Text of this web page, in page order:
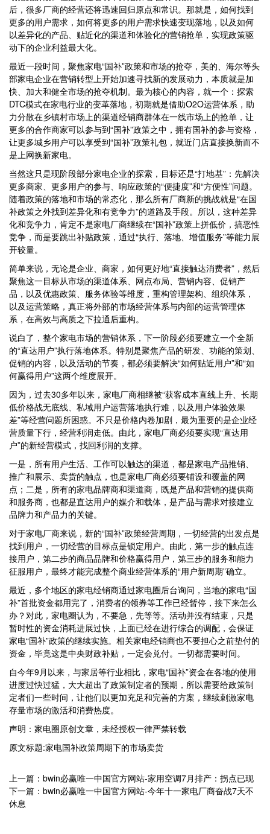
后，很多厂商的经营还将迅速回归原点和常识。那就是，如何找到
更多的用户需求，如何将更多的用户需求快速变现落地，以及如何
以差异化的产品、贴近化的渠道和体验化的营销抢单，实现政策驱
动下的企业利益最大化。
最近一段时间，聚焦家电“国补”政策和市场的抢夺，美的、海尔等头
部家电企业在营销转型上开始加速寻找新的发展动力，本质就是加
快、加大和健全市场的抢夺机制。最为核心的内容，就一个：探索
DTC模式在家电行业的变革落地，初期就是借助O2O运营体系，助
力分散在乡镇村市场上的渠道经销商群体在一线市场上的抢单，让
更多的合作商家可以参与到“国补”政策之中，拥有国补的参与资格，
让更多城乡用户可以享受到“国补”政策礼包，就近门店直接换新而不
是上网换新家电。
当然这只是现阶段部分家电企业的探索，目标还是“打地基”：先解决
更多商家、更多用户的参与、响应政策的“便捷度”和“方便性”问题。
随着政策的落地和市场的常态化，那么所有厂商新的挑战就是“在国
补政策之外找到差异化和有竞争力”的道路及手段。所以，这种差异
化和竞争力，肯定不是家电厂商继续在“国补”政策上拼低价，搞恶性
竞争，而是要跳出补贴政策，通过“执行、落地、增值服务”等能力展
开较量。
简单来说，无论是企业、商家，如何更好地“直接触达消费者”，然后
聚焦这一目标从市场的渠道体系、网点布局、营销内容、促销产
品，以及优惠政策、服务体验等维度，重构管理架构、组织体系，
以及运营策略，真正将外部的市场经营体系与内部的运营管理体
系，在高效与高质之下拉通后重构。
说白了，整个家电市场的营销体系，下一阶段必须要建立一个全新
的“直达用户”执行落地体系。特别是聚焦产品的研发、功能的策划、
促销的内容，以及活动的节奏，都必须要解决“如何贴近用户”和“如
何赢得用户”这两个维度展开。
因为，过去30多年以来，家电厂商相继被“获客成本直线上升、长期
低价格战无底线、私域用户运营落地执行难，以及用户体验效果
差”等经营问题所困惑。不只是价格内卷加剧，最为重要的是企业经
营质量下行，经营利润走低。由此，家电厂商必须要实现“直达用
户”的新经营模式，找回利润的支撑。
一是，所有用户生活、工作可以触达的渠道，都是家电产品推销、
推广和展示、卖货的触点，也是家电厂商必须要铺设和覆盖的网
点；二是，所有的家电品牌商和渠道商，既是产品和营销的提供商
和服务商，也都是直达用户的媒介和载体，是产品与需求对接建立
品牌力和产品力的关键。
对于家电厂商来说，新的“国补”政策经营周期，一切经营的出发点是
找到用户，一切经营的目标点是锁定用户。由此，第一步的触点连
接用户，第二步的商品品牌和价格赢得用户，第三步的服务和能力
征服用户，最终才能完成整个商业经营体系的“用户新周期”确立。
最近，多个地区的家电经销商通过家电圈后台询问，当地的家电“国
补”首批资金都用完了，消费者的领券等工作已经暂停，接下来怎么
办？对此，家电圈认为，不要急，先等等。活动并没有结束，只是
暂时性的资金消耗进展过快，上面已经在进行综合的调配，会保证
家电“国补”政策的继续实施。相关家电经销商也不要担心之前垫付的
资金，毕竟这是中央财政补贴，一定会兑付。一切都需要时间。
自今年9月以来，与家居等行业相比，家电“国补”资金在各地的使用
进度过快过猛，大大超出了政策制定者的预期，所以需要给政策制
定者们一些时间，让他们以更加充足和完善的方案，继续刺激家电
存量市场的激活和消费热度。
声明：家电圈原创文章，未经授权一律严禁转载
原文标题:家电国补政策周期下的市场卖货
上一篇：bwin必赢唯一中国官方网站-家用空调7月排产：拐点已现
下一篇：bwin必赢唯一中国官方网站-今年十一家电厂商奋战7天不
休息